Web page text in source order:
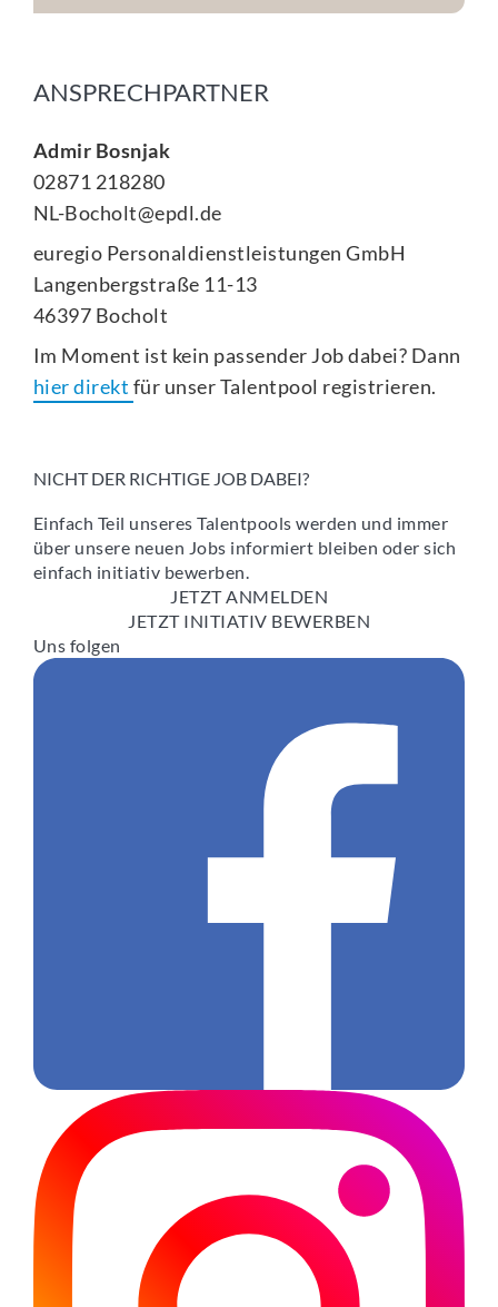
ANSPRECHPARTNER
Admir Bosnjak
02871 218280
NL-Bocholt@epdl.de
euregio Personaldienstleistungen GmbH
Langenbergstraße 11-13
46397 Bocholt
Im Moment ist kein passender Job dabei? Dann
hier direkt für unser Talentpool registrieren.
NICHT DER RICHTIGE JOB DABEI?
Einfach Teil unseres Talentpools werden und immer
über unsere neuen Jobs informiert bleiben oder sich
einfach initiativ bewerben.
JETZT ANMELDEN
JETZT INITIATIV BEWERBEN
Uns folgen